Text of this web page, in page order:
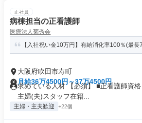
正社員
病棟担当の正看護師
医療法人菊秀会
【入社祝い金10万円】有給消化率100％(最長
大阪府吹田市寿町
月給36万4500円～37万4500円
求めている人材 【必須】 ■正看護師資
主婦(夫)スタッフ在籍...
主婦・主夫歓迎 +22個